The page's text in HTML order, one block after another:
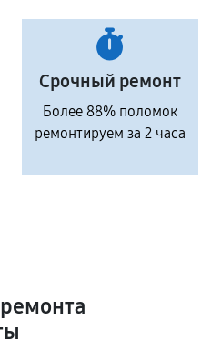
Срочный ремонт
Более 88% поломок
ремонтируем за 2 часа